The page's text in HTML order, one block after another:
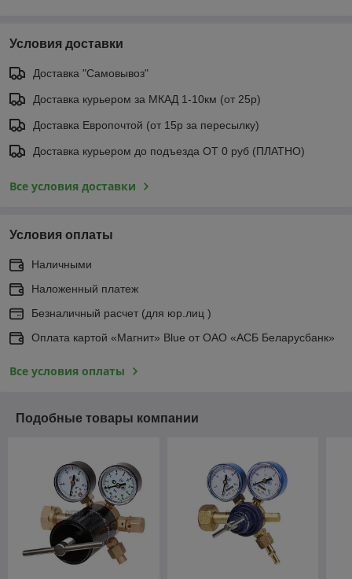
Условия доставки
Доставка "Самовывоз"
Доставка курьером за МКАД 1-10км (от 25р)
Доставка Европочтой (от 15р за пересылку)
Доставка курьером до подъезда ОТ 0 руб (ПЛАТНО)
Все условия доставки
Условия оплаты
Наличными
Наложенный платеж
Безналичный расчет (для юр.лиц )
Оплата картой «Магнит» Blue от ОАО «АСБ Беларусбанк»
Все условия оплаты
Подобные товары компании